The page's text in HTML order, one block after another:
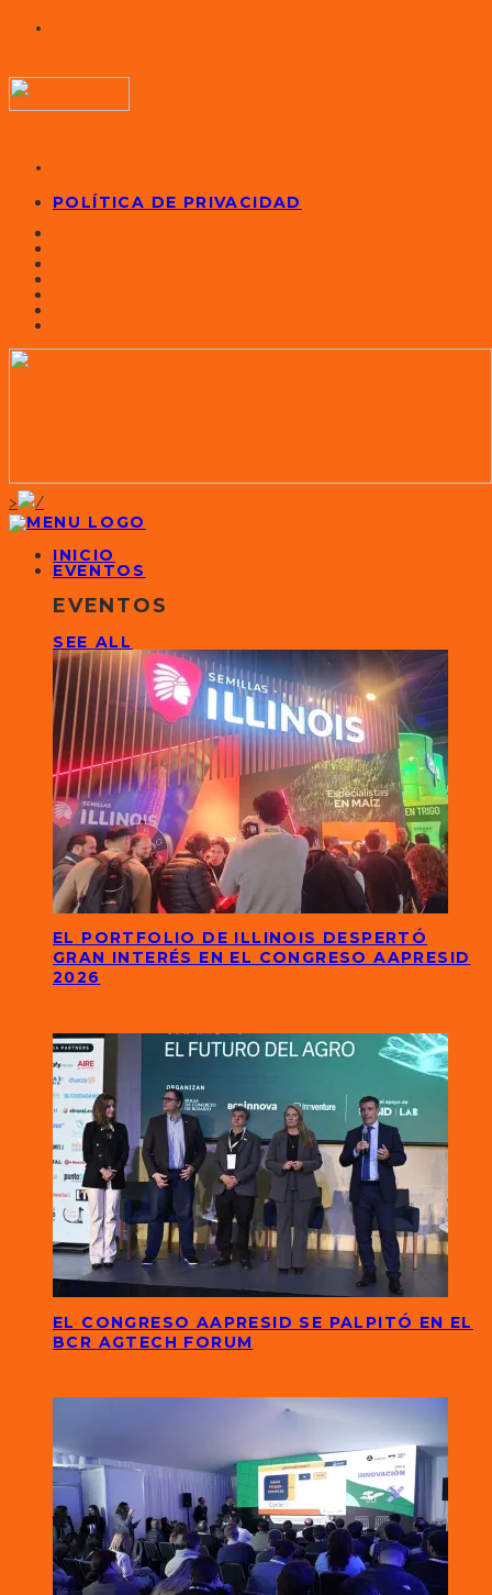
POLÍTICA DE PRIVACIDAD
>
INICIO
EVENTOS
EVENTOS
SEE ALL
EL PORTFOLIO DE ILLINOIS DESPERTÓ
GRAN INTERÉS EN EL CONGRESO AAPRESID
2026
EL CONGRESO AAPRESID SE PALPITÓ EN EL
BCR AGTECH FORUM